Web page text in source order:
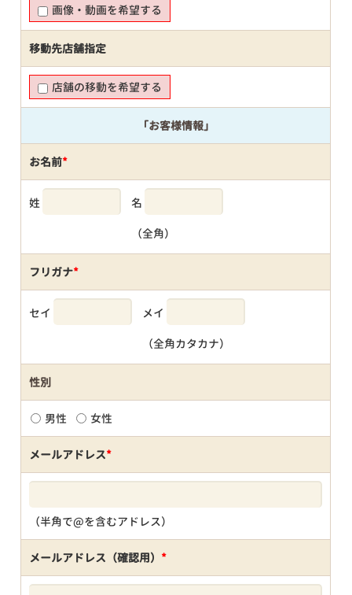
画像・動画を希望する
移動先店舗指定
店舗の移動を希望する
「お客様情報」
お名前*
姓 名
（全角）
フリガナ*
セイ メイ
（全角カタカナ）
性別
男性 女性
メールアドレス*
（半角で@を含むアドレス）
メールアドレス（確認用） *